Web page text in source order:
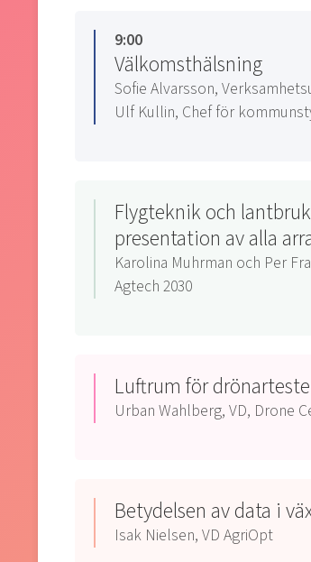
9:00
Välkomsthälsning
Sofie Alvarsson,
Ulf Kullin, Chef för
Flygteknik och
presentation av alla
Karolina Muhrman och Per
Agtech 2030
Luftrum för
Urban Wahlberg, VD, Drone
Betydelsen av data i
Isak Nielsen, VD AgriOpt